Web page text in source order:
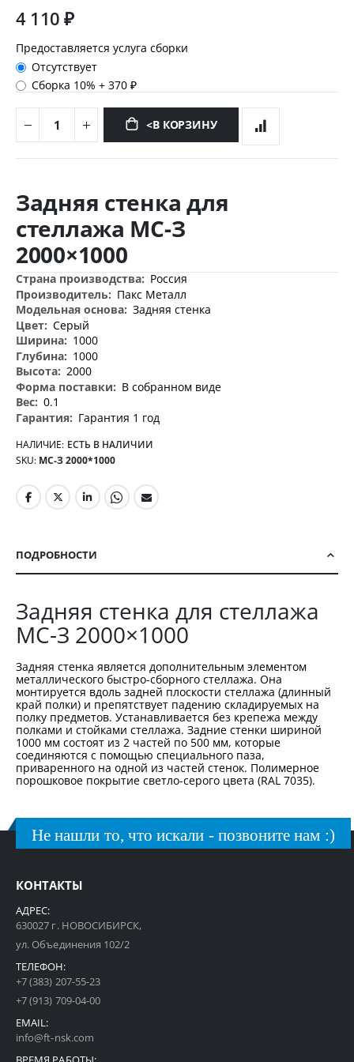
4 110 ₽
Предоставляется услуга сборки
Отсутствует
Сборка 10%+370 ₽
<В КОРЗИНУ
к
началу
галереи
изображений
Задняя стенка для
стеллажа МС-З
2000×1000
Дополнительная
информация
Россия
Пакс Металл
Задняя стенка
Серый
1000
1000
2000
В собранном виде
0.1
Гарантия 1 год
НАЛИЧИЕ: ЕСТЬ В НАЛИЧИИ
SKU МС-З 2000*1000
ПОДРОБНОСТИ
Задняя стенка для стеллажа
МС-З 2000×1000
Задняя стенка является дополнительным элементом
металлического быстро-сборного стеллажа. Она
монтируется вдоль задней плоскости стеллажа (длинный
край полки) и препятствует падению складируемых на
полку предметов. Устанавливается без крепежа между
полками и стойками стеллажа. Задние стенки шириной
1000 мм состоят из 2 частей по 500 мм, которые
соединяются с помощью специального паза,
приваренного на одной из частей стенок. Полимерное
порошковое покрытие светло-серого цвета (RAL 7035).
Не нашли то, что искали - позвоните нам :)
КОНТАКТЫ
АДРЕС:
630027 г. НОВОСИБИРСК,
ул. Объединения 102/2
ТЕЛЕФОН:
+7 (383) 207-55-23
+7 (913) 709-04-00
EMAIL:
info@ft-nsk.com